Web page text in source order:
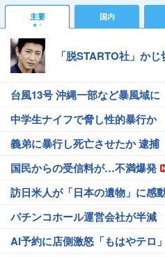
主要 国内
「脱STARTO社」か
台風13号 沖縄一部など暴風域に
中学生ナイフで脅し性的暴行か
義弟に暴行し死亡させたか 逮捕
国民からの受信料が…不満爆発
訪日米人が「日本の遺物」に感
パチンコホール運営会社が半減
AI予約に店側激怒「もはやテロ」